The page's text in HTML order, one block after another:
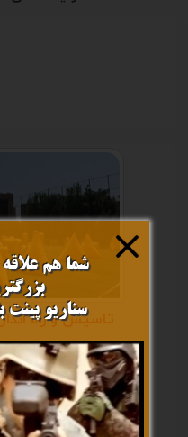
مشاوره در امور
طرح توجیهی
ساخت و تجهیز
تاسیس و راه
شما هم
​​​​​​​سناریو پینت